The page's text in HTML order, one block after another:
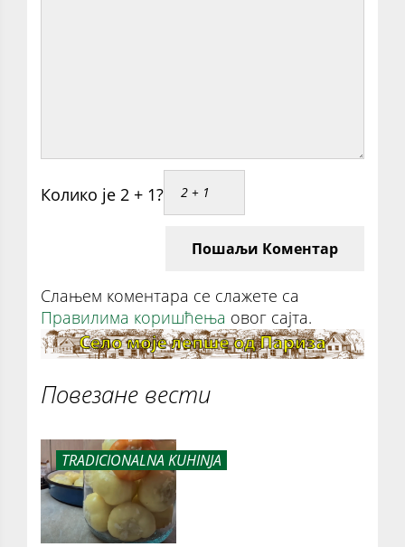
Колико је 2 + 1?
Пошаљи Коментар
Слањем коментара се слажете са
Правилима коришћења овог сајта.
Повезане вести
TRADICIONALNA KUHINJA